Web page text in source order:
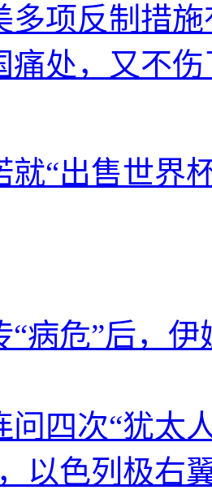
多项反制措
痛处，又不
就“出售世界
“病危”后，
问四次“犹太
以色列极右